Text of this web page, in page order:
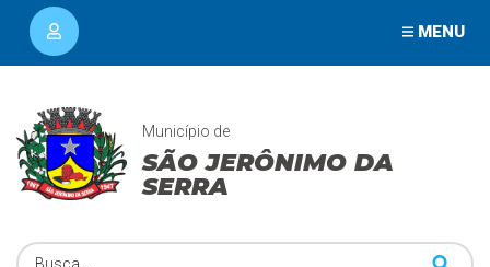
MENU
Município de
SÃO JERÔNIMO DA
SERRA